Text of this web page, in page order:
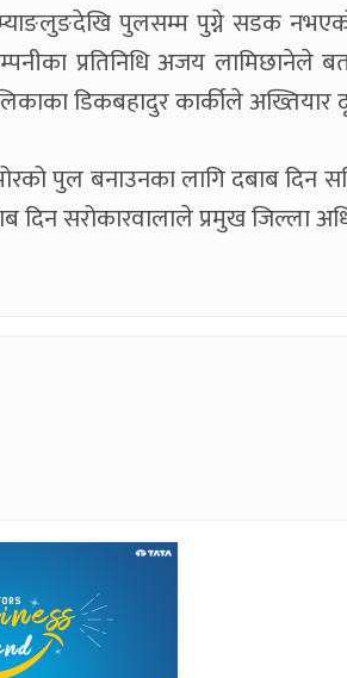
म्याङलुङदेखि पुलसम्म पुग्ने सडक
प्रतिनिधि अजय लामिछानेले
डिकबहादुर कार्कीले
पुल बनाउनका लागि दबाब दिन
दिन सरोकारवालाले प्रमुख जिल्ला